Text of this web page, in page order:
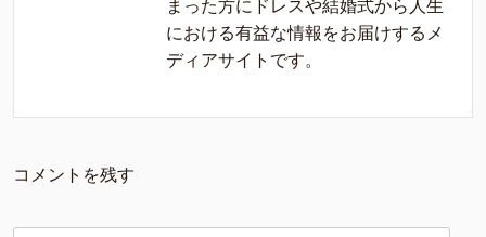
まった方にドレスや結婚式から人生
における有益な情報をお届けするメ
ディアサイトです。
コメントを残す